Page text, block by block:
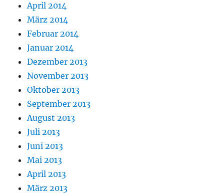
April 2014
März 2014
Februar 2014
Januar 2014
Dezember 2013
November 2013
Oktober 2013
September 2013
August 2013
Juli 2013
Juni 2013
Mai 2013
April 2013
März 2013